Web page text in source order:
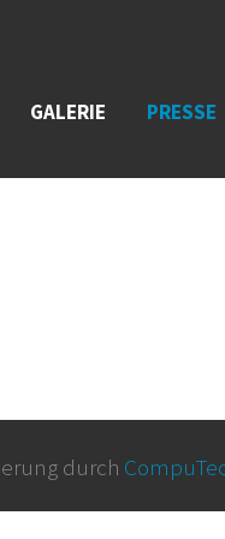
GALERIE PRESSE
durch